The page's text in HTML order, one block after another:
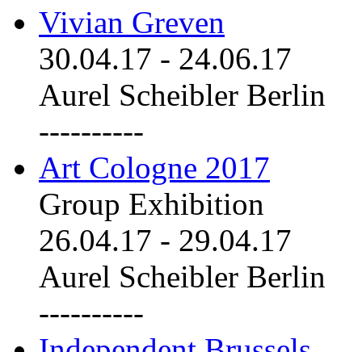
Vivian Greven
30.04.17 - 24.06.17
Aurel Scheibler Berlin
----------
Art Cologne 2017
Group Exhibition
26.04.17 - 29.04.17
Aurel Scheibler Berlin
----------